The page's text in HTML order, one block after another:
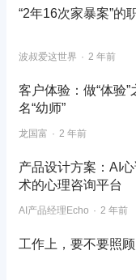
“2年16次家暴案”的
波叔爱这世界 2 年前
客户体验：做“体验
名“幼师”
龙国富 2 年前
产品设计方案：AI
术的心理咨询平台
AI产品经理Echo 2 年前
工作上，要不要照